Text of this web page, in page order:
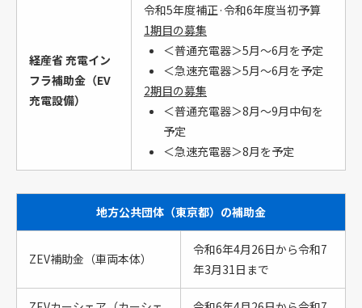
経産省 充電イン
フラ補助金（EV
充電設備）
令和5年度補正·令和6年度当初予算
1期目の募集
＜普通充電器＞5月～6月を予定
＜急速充電器＞5月～6月を予定
2期目の募集
＜普通充電器＞8月～9月中旬を
予定
＜急速充電器＞8月を予定
地方公共団体（東京都）の補助金
ZEV補助金（車両本体）
令和6年4月26日から令和7
年3月31日まで